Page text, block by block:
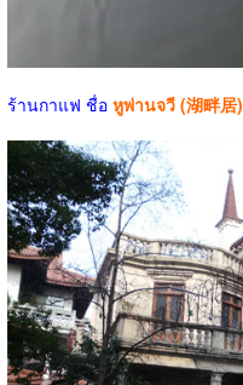
ร้านกาแฟ ชื่อ หูพ่านจวี (湖畔居)